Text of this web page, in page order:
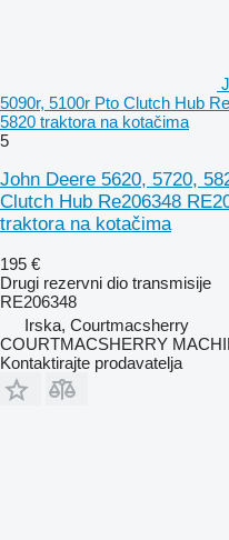
5090r, 5100r Pto Clutch Hub
5820 traktora na kotačima
5
John Deere 5620, 5720,
Clutch Hub Re206348
traktora na kotačima
195 €
Drugi rezervni dio transmisije
RE206348
Irska, Courtmacsherry
COURTMACSHERRY
Kontaktirajte prodavatelja